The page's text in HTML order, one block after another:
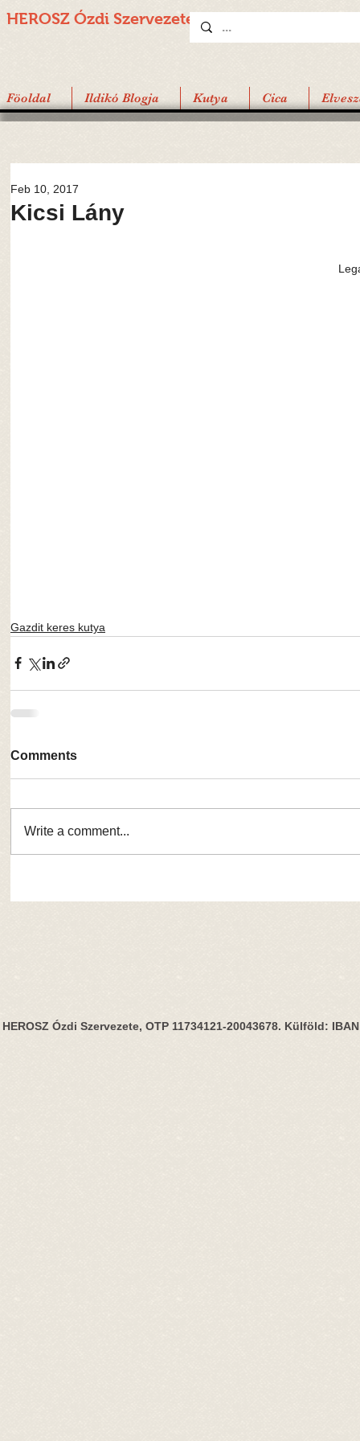
HEROSZ Ózdi Szervezete
Föoldal Ildikó Blogja Kutya Cica
Kicsi Lány
Feb 10, 2017
Gazdit keres kutya
Comments
Write a comment...
HEROSZ Ózdi Szervezete, OTP 11734121-20043678. Külföld: